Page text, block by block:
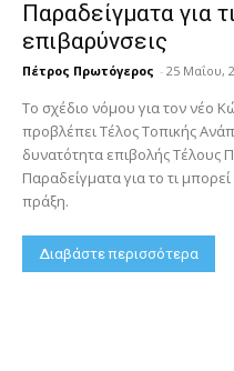
Παραδείγματα για
επιβαρύνσεις
Πέτρος Πρωτόγερος - 25 Μαΐου,
Το σχέδιο νόμου για τον νέο
προβλέπει Τέλος Τοπικής
δυνατότητα επιβολής Τέλους
Παραδείγματα για το τι
πράξη.
Διαβάστε περισσότερα